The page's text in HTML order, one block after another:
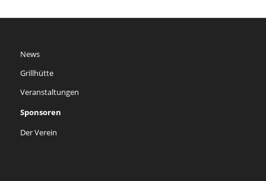
News
Grillhütte
Veranstaltungen
Sponsoren
Der Verein